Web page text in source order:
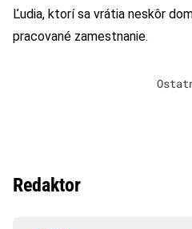
Ľudia, ktorí sa vrátia neskôr
pracované zamestnanie.
Redaktor